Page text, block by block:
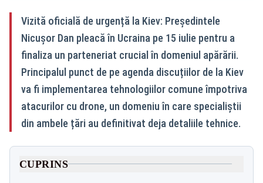
Vizită oficială de urgență la Kiev: Președintele
Nicușor Dan pleacă în Ucraina pe 15 iulie pentru a
finaliza un parteneriat crucial în domeniul apărării.
Principalul punct de pe agenda discuțiilor de la Kiev
va fi implementarea tehnologiilor comune împotriva
atacurilor cu drone, un domeniu în care specialiștii
din ambele țări au definitivat deja detaliile tehnice.
CUPRINS